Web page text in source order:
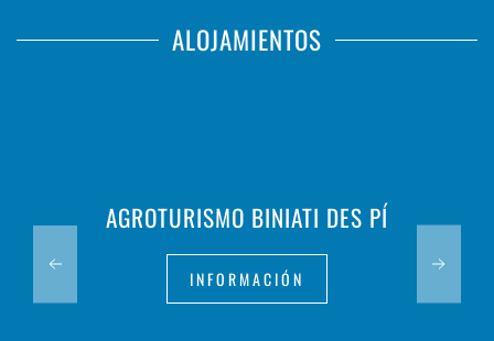
ALOJAMIENTOS
AGROTURISMO BINIATI DES PÍ
INFORMACIÓN